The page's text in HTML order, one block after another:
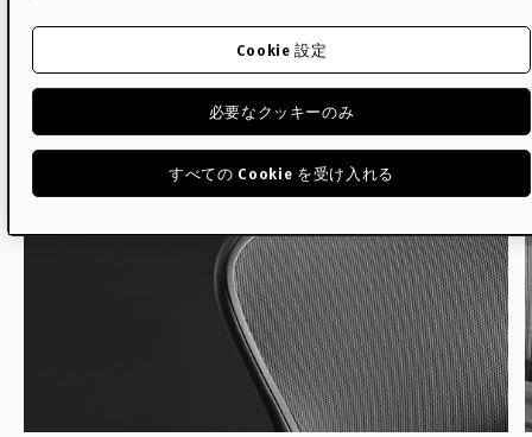
アーロンについて知りまし
ょう
必要なクッキーのみ
すべての Cookie を受け入れる
Cookie 設定